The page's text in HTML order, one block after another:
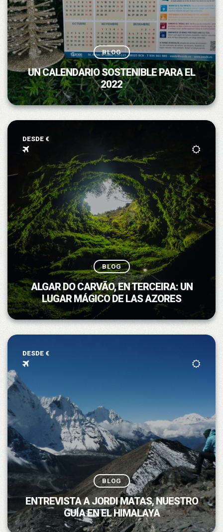
BLOG
UN CALENDARIO SOSTENIBLE PARA EL
2022
DESDE €
BLOG
ALGAR DO CARVÃO, EN TERCEIRA: UN
LUGAR MÁGICO DE LAS AZORES
DESDE €
BLOG
ENTREVISTA A JORDI MATAS, NUESTRO
GUÍA EN EL HIMALAYA